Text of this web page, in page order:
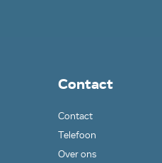
Contact
Contact
Telefoon
Over ons